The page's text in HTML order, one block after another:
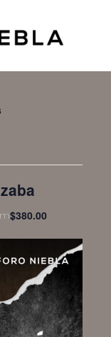
$380.00